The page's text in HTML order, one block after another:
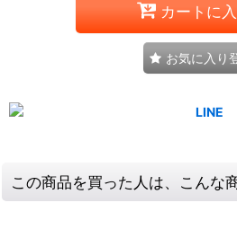
カートに
お気に入り
この商品を買った人は、こんな